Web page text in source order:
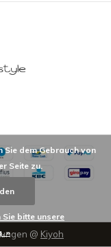
@ Kiyoh
Sie dem Gebrauch von
Seite zu.
bitte unsere
»